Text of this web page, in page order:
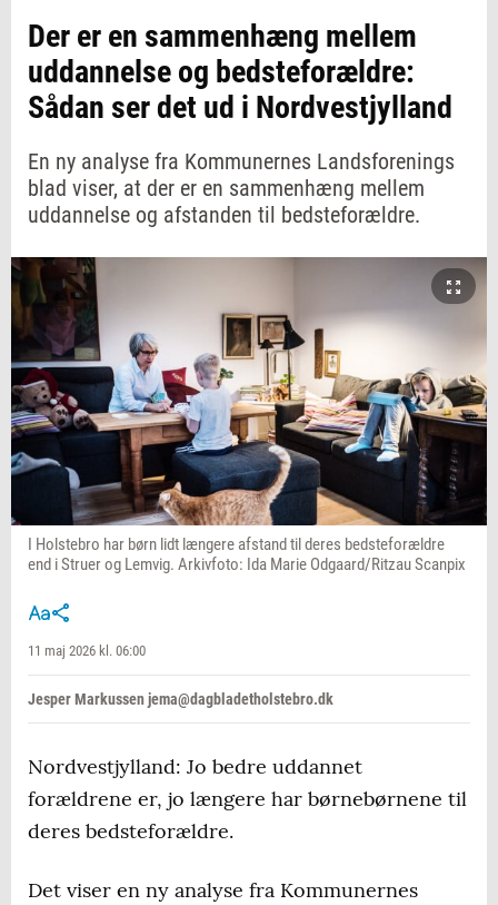
Der er en sammenhæng mellem
uddannelse og bedsteforældre:
Sådan ser det ud i Nordvestjylland
En ny analyse fra Kommunernes Landsforenings
blad viser, at der er en sammenhæng mellem
uddannelse og afstanden til bedsteforældre.
I Holstebro har børn lidt længere afstand til deres bedsteforældre
end i Struer og Lemvig. Arkivfoto: Ida Marie Odgaard/Ritzau Scanpix
11 maj 2026 kl. 06:00
Jesper Markussen jema@dagbladetholstebro.dk
Nordvestjylland: Jo bedre uddannet
forældrene er, jo længere har børnebørnene til
deres bedsteforældre.
Det viser en ny analyse fra Kommunernes